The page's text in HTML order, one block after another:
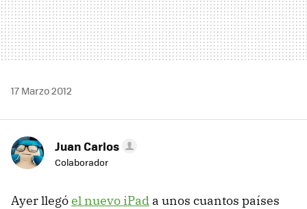
17 Marzo 2012
Juan Carlos
Colaborador
Ayer llegóel nuevo iPad a unos cuantos países